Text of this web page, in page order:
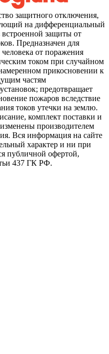
защитного отключения,
на дифференциальный
встроенной защиты от
Предназначен для
от поражения
током при случайном
прикосновении к
частям
предотвращает
пожаров вследствие
токов утечки на землю.
комплект поставки и
производителем
Вся информация на сайте
характер и ни при
публичной офертой,
437 ГК РФ.